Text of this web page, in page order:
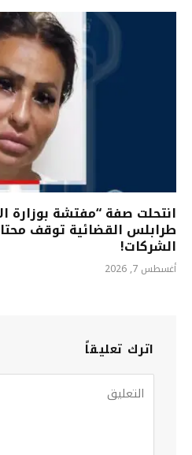
انتحلت صفة “مفتشة بوزارة
طرابلس القضائية توقف
الشركات!
أغسطس 7, 2026
اترك تعليقاً